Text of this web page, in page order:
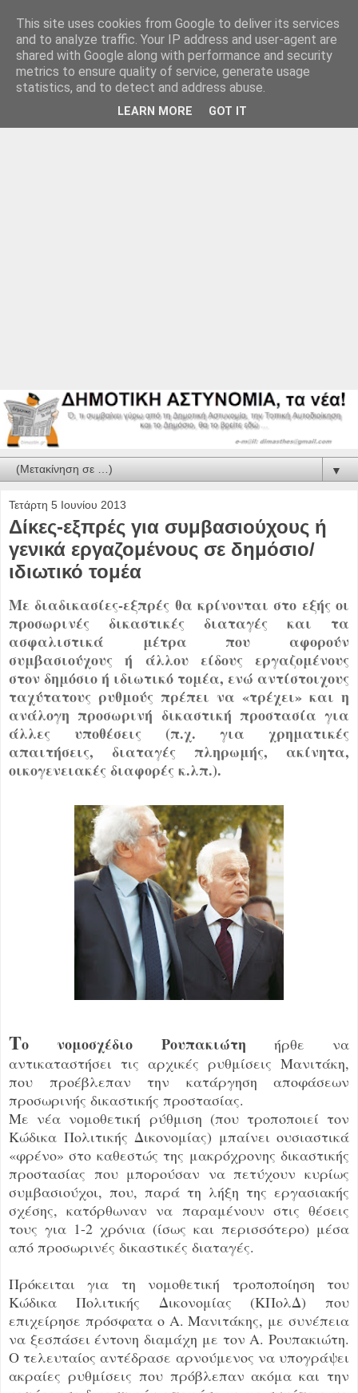
▼
Τετάρτη 5 Ιουνίου 2013
Δίκες-εξπρές για συμβασιούχους ή
γενικά εργαζομένους σε δημόσιο/
ιδιωτικό τομέα
Με διαδικασίες-εξπρές θα κρίνονται στο εξής οι
προσωρινές δικαστικές διαταγές και τα
ασφαλιστικά μέτρα που αφορούν
συμβασιούχους ή άλλου είδους εργαζομένους
στον δημόσιο ή ιδιωτικό τομέα, ενώ αντίστοιχους
ταχύτατους ρυθμούς πρέπει να «τρέχει» και η
ανάλογη προσωρινή δικαστική προστασία για
άλλες υποθέσεις (π.χ. για χρηματικές
απαιτήσεις, διαταγές πληρωμής, ακίνητα,
οικογενειακές διαφορές κ.λπ.).
Το νομοσχέδιο Ρουπακιώτη ήρθε να
αντικαταστήσει τις αρχικές ρυθμίσεις Μανιτάκη,
που προέβλεπαν την κατάργηση αποφάσεων
προσωρινής δικαστικής προστασίας.
Με νέα νομοθετική ρύθμιση (που τροποποιεί τον
Κώδικα Πολιτικής Δικονομίας) μπαίνει ουσιαστικά
«φρένο» στο καθεστώς της μακρόχρονης δικαστικής
προστασίας που μπορούσαν να πετύχουν κυρίως
συμβασιούχοι, που, παρά τη λήξη της εργασιακής
σχέσης, κατόρθωναν να παραμένουν στις θέσεις
τους για 1-2 χρόνια (ίσως και περισσότερο) μέσα
από προσωρινές δικαστικές διαταγές.
Πρόκειται για τη νομοθετική τροποποίηση του
Κώδικα Πολιτικής Δικονομίας (ΚΠολΔ) που
επιχείρησε πρόσφατα ο Α. Μανιτάκης, με συνέπεια
να ξεσπάσει έντονη διαμάχη με τον Α. Ρουπακιώτη.
Ο τελευταίος αντέδρασε αρνούμενος να υπογράψει
ακραίες ρυθμίσεις που πρόβλεπαν ακόμα και την
This site uses cookies from Google to deliver its services
and to analyze traffic. Your IP address and user-agent are
shared with Google along with performance and security
metrics to ensure quality of service, generate usage
statistics, and to detect and address abuse.
LEARN MORE GOT IT